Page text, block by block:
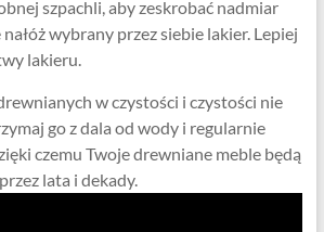
szpachli, aby zeskrobać nadmiar
wybrany przez siebie lakier. Lepiej
lakieru.
w czystości i czystości nie
go z dala od wody i regularnie
czemu Twoje drewniane meble będą
lata i dekady.